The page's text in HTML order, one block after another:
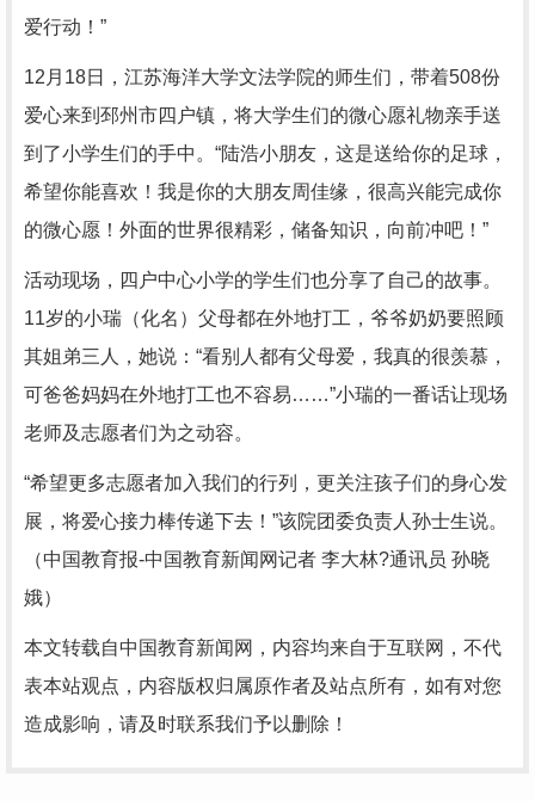
爱行动！”
12月18日，江苏海洋大学文法学院的师生们，带着508份
爱心来到邳州市四户镇，将大学生们的微心愿礼物亲手送
到了小学生们的手中。“陆浩小朋友，这是送给你的足球，
希望你能喜欢！我是你的大朋友周佳缘，很高兴能完成你
的微心愿！外面的世界很精彩，储备知识，向前冲吧！”
活动现场，四户中心小学的学生们也分享了自己的故事。
11岁的小瑞（化名）父母都在外地打工，爷爷奶奶要照顾
其姐弟三人，她说：“看别人都有父母爱，我真的很羡慕，
可爸爸妈妈在外地打工也不容易……”小瑞的一番话让现场
老师及志愿者们为之动容。
“希望更多志愿者加入我们的行列，更关注孩子们的身心发
展，将爱心接力棒传递下去！”该院团委负责人孙士生说。
（中国教育报-中国教育新闻网记者 李大林?通讯员 孙晓
娥）
本文转载自中国教育新闻网，内容均来自于互联网，不代
表本站观点，内容版权归属原作者及站点所有，如有对您
造成影响，请及时联系我们予以删除！